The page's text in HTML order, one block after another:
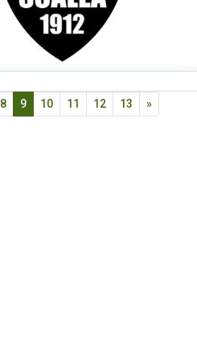
8 9 10 11 12 13 »